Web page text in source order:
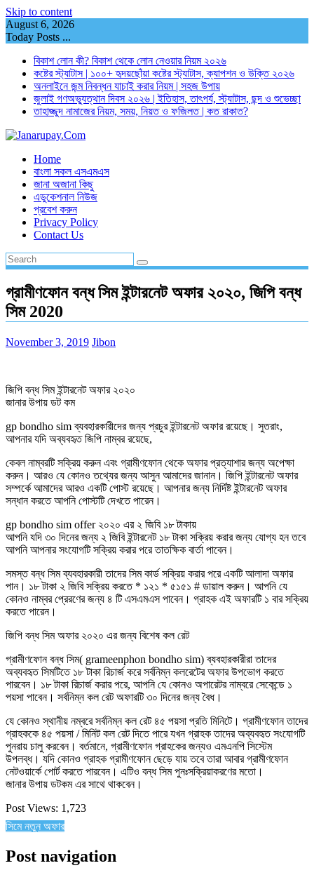
Skip to content
August 6, 2026
Today Posts ...
বিকাশ লোন কী? বিকাশ থেকে লোন নেওয়ার নিয়ম ২০২৬
কষ্টের স্ট্যাটাস | ১০০+ হৃদয়ছোঁয়া কষ্টের স্ট্যাটাস, ক্যাপশন ও উক্তি ২০২৬
অনলাইনে জন্ম নিবন্ধন যাচাই করার নিয়ম | সহজ উপায়
জুলাই গণঅভ্যুত্থান দিবস ২০২৬ | ইতিহাস, তাৎপর্য, স্ট্যাটাস, ছন্দ ও শুভেচ্ছা
তাহাজ্জুদ নামাজের নিয়ম, সময়, নিয়ত ও ফজিলত | কত রাকাত?
Home
বাংলা সকল এসএমএস
জানা অজানা কিছু
এডুকেশনাল নিউজ
প্রবেশ করুন
Privacy Policy
Contact Us
গ্রামীণফোন বন্ধ সিম ইন্টারনেট অফার ২০২০, জিপি বন্ধ
সিম 2020
November 3, 2019 Jibon
জিপি বন্ধ সিম ইন্টারনেট অফার ২০২০
জানার উপায় ডট কম
gp bondho sim ব্যবহারকারীদের জন্য প্রচুর ইন্টারনেট অফার রয়েছে। সুতরাং,
আপনার যদি অব্যবহৃত জিপি নাম্বর রয়েছে,
কেবল নাম্বরটি সক্রিয় করুন এবং গ্রামীণফোন থেকে অফার প্রত্যাশার জন্য অপেক্ষা
করুন। আরও যে কোনও তথ্যের জন্য আসুন আমাদের জানান। জিপি ইন্টারনেট অফার
সম্পর্কে আমাদের আরও একটি পোস্ট রয়েছে। আপনার জন্য নির্দিষ্ট ইন্টারনেট অফার
সন্ধান করতে আপনি পোস্টটি দেখতে পারেন।
gp bondho sim offer ২০২০ এর ২ জিবি ১৮ টাকায়
আপনি যদি ৩০ দিনের জন্য ২ জিবি ইন্টারনেট ১৮ টাকা সক্রিয় করার জন্য যোগ্য হন তবে
আপনি আপনার সংযোগটি সক্রিয় করার পরে তাতক্ষিক বার্তা পাবেন।
সমস্ত বন্ধ সিম ব্যবহারকারী তাদের সিম কার্ড সক্রিয় করার পরে একটি আলাদা অফার
পান। ১৮ টাকা ২ জিবি সক্রিয় করতে * ১২১ * ৫১৫১ # ডায়াল করুন। আপনি যে
কোনও নাম্বর প্রেরণের জন্য ৪ টি এসএমএস পাবেন। গ্রাহক এই অফারটি ১ বার সক্রিয়
করতে পারেন।
জিপি বন্ধ সিম অফার ২০২০ এর জন্য বিশেষ কল রেট
গ্রামীণফোন বন্ধ সিম( grameenphon bondho sim) ব্যবহারকারীরা তাদের
অব্যবহৃত সিমটিতে ১৮ টাকা রিচার্জ করে সর্বনিম্ন কলরেটের অফার উপভোগ করতে
পারবেন। ১৮ টাকা রিচার্জ করার পরে, আপনি যে কোনও অপারেটর নাম্বরে সেকেন্ডে ১
পয়সা পাবেন। সর্বনিম্ন কল রেট অফারটি ৩০ দিনের জন্য বৈধ।
যে কোনও স্থানীয় নম্বরে সর্বনিম্ন কল রেট ৪৫ পয়সা প্রতি মিনিটে। গ্রামীণফোন তাদের
গ্রাহককে ৪৫ পয়সা / মিনিট কল রেট দিতে পারে যখন গ্রাহক তাদের অব্যবহৃত সংযোগটি
পুনরায় চালু করবেন। বর্তমানে, গ্রামীণফোন গ্রাহকের জন্যও এমএনপি সিস্টেম
উপলব্ধ। যদি কোনও গ্রাহক গ্রামীণফোন ছেড়ে যায় তবে তারা আবার গ্রামীণফোন
নেটওয়ার্কে পোর্ট করতে পারবেন। এটিও বন্ধ সিম পুনঃসক্রিয়াকরণের মতো।
জানার উপায় ডটকম এর সাথে থাকবেন।
Post Views: 1,723
সিমে নতুন ‍অফার
Post navigation